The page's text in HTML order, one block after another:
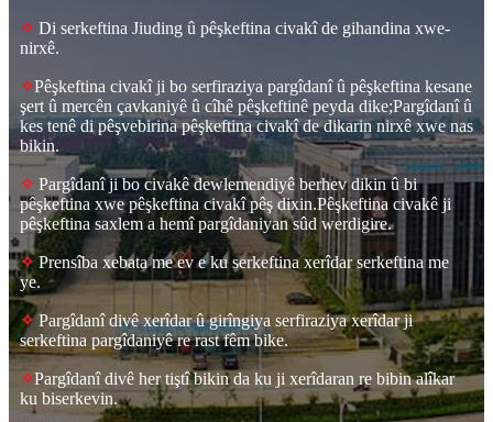
✧ Di serkeftina Jiuding û pêşkeftina civakî de gihandina xwe-
nirxê.
✧Pêşkeftina civakî ji bo serfiraziya pargîdanî û pêşkeftina kesane
şert û mercên çavkaniyê û cîhê pêşkeftinê peyda dike;Pargîdanî û
kes tenê di pêşvebirina pêşkeftina civakî de dikarin nirxê xwe nas
bikin.
✧ Pargîdanî ji bo civakê dewlemendiyê berhev dikin û bi
pêşkeftina xwe pêşkeftina civakî pêş dixin.Pêşkeftina civakê ji
pêşkeftina saxlem a hemî pargîdaniyan sûd werdigire.
✧ Prensîba xebata me ev e ku serkeftina xerîdar serkeftina me
ye.
✧ Pargîdanî divê xerîdar û girîngiya serfiraziya xerîdar ji
serkeftina pargîdaniyê re rast fêm bike.
✧Pargîdanî divê her tiştî bikin da ku ji xerîdaran re bibin alîkar
ku biserkevin.